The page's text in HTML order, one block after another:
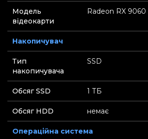
Модель
відеокарти
Radeon RX 9060
Накопичувач
Тип
накопичувача
SSD
Обсяг SSD 1 ТБ
Обсяг HDD немає
Операційна система